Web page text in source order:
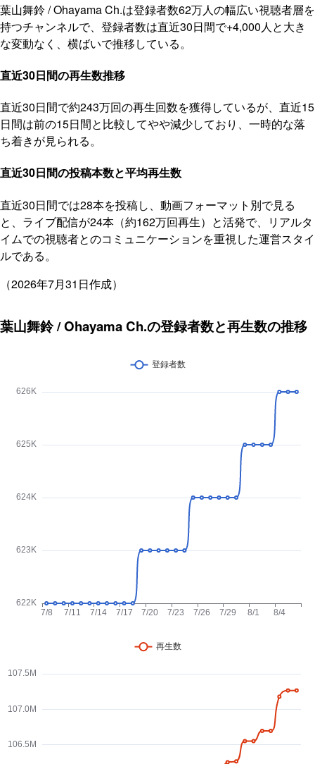
葉山舞鈴 / Ohayama Ch.は登録者数62万人の幅広い視聴者層を
持つチャンネルで、登録者数は直近30日間で+4,000人と大き
な変動なく、横ばいで推移している。
直近30日間の再生数推移
直近30日間で約243万回の再生回数を獲得しているが、直近15
日間は前の15日間と比較してやや減少しており、一時的な落
ち着きが見られる。
直近30日間の投稿本数と平均再生数
直近30日間では28本を投稿し、動画フォーマット別で見る
と、ライブ配信が24本（約162万回再生）と活発で、リアルタ
イムでの視聴者とのコミュニケーションを重視した運営スタイ
ルである。
（2026年7月31日作成）
葉山舞鈴 / Ohayama Ch.の登録者数と再生数の推移